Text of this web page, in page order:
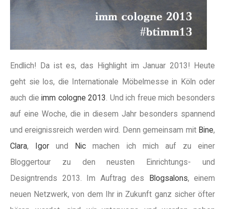
Endlich! Da ist es, das Highlight im Januar 2013! Heute
geht sie los, die Internationale Möbelmesse in Köln oder
auch dieimm cologne 2013 . Und ich freue mich besonders
auf eine Woche, die in diesem Jahr besonders spannend
und ereignissreich werden wird. Denn gemeinsam mit Bine,
Clara, Igor und Nic machen ich mich auf zu einer
Bloggertour zu den neusten Einrichtungs- und
Designtrends 2013. Im Auftrag des Blogsalons, einem
neuen Netzwerk, von dem Ihr in Zukunft ganz sicher öfter